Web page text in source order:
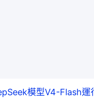
模型V4-Flash運